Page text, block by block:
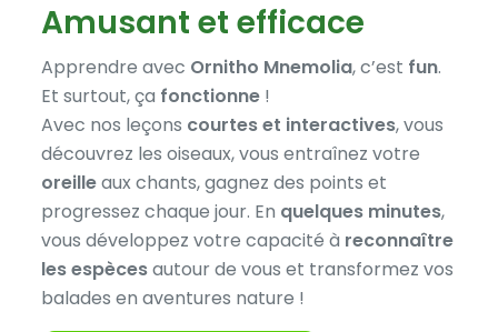
Amusant et efficace
Apprendre avec Ornitho Mnemolia, c’est fun.
Et surtout, ça fonctionne !
Avec nos leçons courtes et interactives, vous
découvrez les oiseaux, vous entraînez votre
oreilleaux chants, gagnez des points et
progressez chaque jour. En quelques minutes,
vous développez votre capacité à reconnaître
les espècesautour de vous et transformez vos
balades en aventures nature !